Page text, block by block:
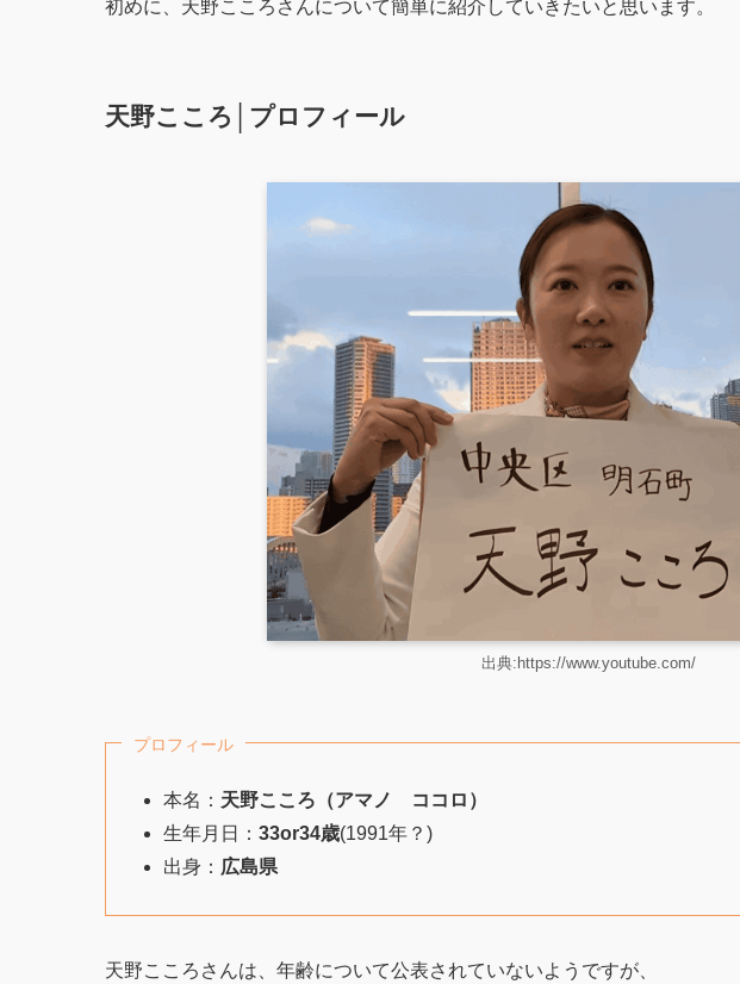
初めに、天野こころさんについて簡単に紹介していきたいと思います。
天野こころ│プロフィール
出典:https://www.youtube.com/
プロフィール
本名： 天野こころ （アマノ ココロ）
生年月日： 33or34歳(1991年？)
出身： 広島県
天野こころさんは、年齢について公表されていないようですが、